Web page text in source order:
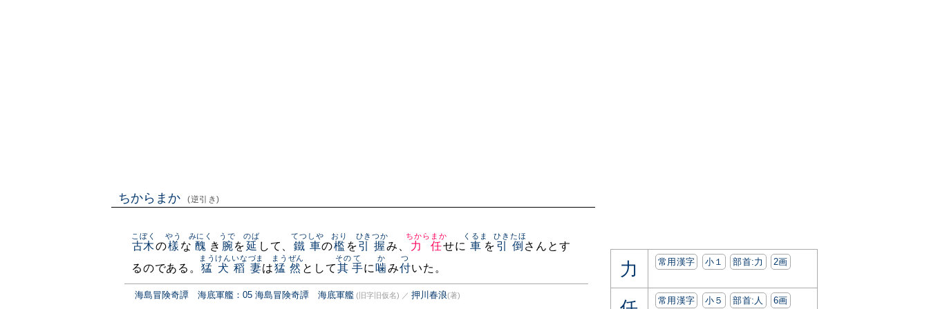
ちからまか (逆引き)
古木
こぼく
の樣
やう
な 醜
みにく
き 腕
うで
を延
のば
して、 鐵車
てつしや
の檻
おり
を引握
ひきつか
み、 力任
ちからまか
せに 車
くるま
を 引倒
ひきたほ
さんとす
るのである。 猛犬稻妻
まうけんいなづま
は猛然
まうぜん
として其
その
手
て
に 噛
か
み付
つ
いた。
海島冒険奇譚 海底軍艦：05 海島冒険奇譚 海底軍艦 (旧字旧仮名) ／ 押川春浪(著)
力 常用漢字 小１ 部首:⼒ 2画
常用漢字 小５ 部首:⼈ 6画